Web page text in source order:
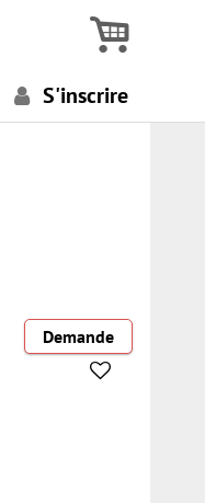
S'inscrire
Demande